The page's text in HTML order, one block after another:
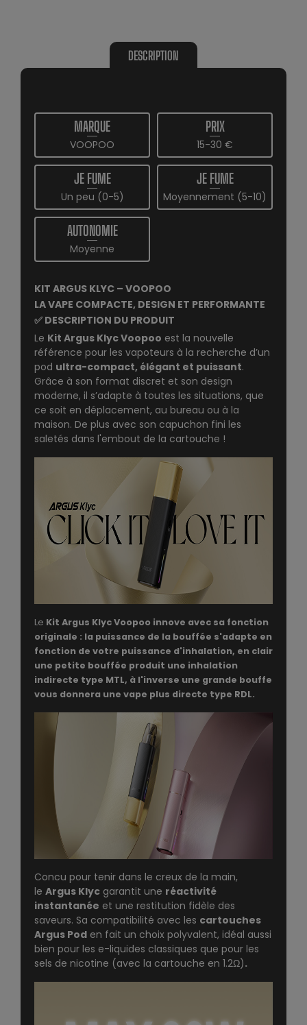
DESCRIPTION
MARQUE
VOOPOO
PRIX
15-30 €
JE FUME
Un peu (0-5)
JE FUME
Moyennement (5-10)
AUTONOMIE
Moyenne
KIT ARGUS KLYC – VOOPOO
LA VAPE COMPACTE, DESIGN ET PERFORMANTE
✅ DESCRIPTION DU PRODUIT
Le Kit Argus Klyc Voopoo est la nouvelle
référence pour les vapoteurs à la recherche d’un
pod ultra-compact, élégant et puissant.
Grâce à son format discret et son design
moderne, il s’adapte à toutes les situations, que
ce soit en déplacement, au bureau ou à la
maison. De plus avec son capuchon fini les
saletés dans l'embout de la cartouche !
Le Kit Argus Klyc Voopoo innove avec sa fonction
originale : la puissance de la bouffée s'adapte en
fonction de votre puissance d'inhalation, en clair
une petite bouffée produit une inhalation
indirecte type MTL, à l'inverse une grande bouffe
vous donnera une vape plus directe type RDL.
Concu pour tenir dans le creux de la main,
le Argus Klyc garantit une réactivité
instantanée et une restitution fidèle des
saveurs. Sa compatibilité avec les cartouches
Argus Pod en fait un choix polyvalent, idéal aussi
bien pour les e-liquides classiques que pour les
sels de nicotine (avec la cartouche en 1.2Ω).